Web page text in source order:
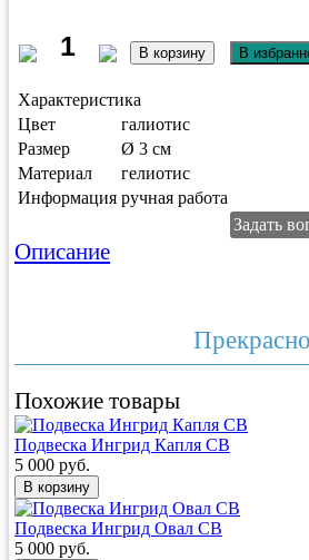
Характеристика
Цвет
галиотис
Размер
Ø 3 cм
Материал
гелиотис
Информация ручная работа
Задать
Описание
Похожие товары
Подвеска Ингрид Капля СB
5 000 руб.
Подвеска Ингрид Овал CB
5 000 руб.